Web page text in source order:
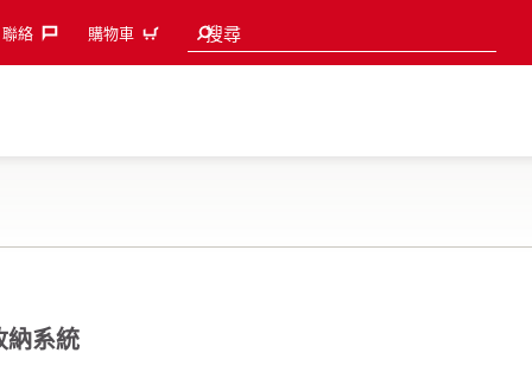
聯絡‎ 購物車 搜尋
Search suggestions
納系統